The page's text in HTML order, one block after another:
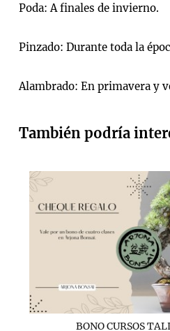
Poda: A finales de invierno.
Pinzado: Durante toda la
Alambrado: En primavera y
También podría
BONO CURSOS